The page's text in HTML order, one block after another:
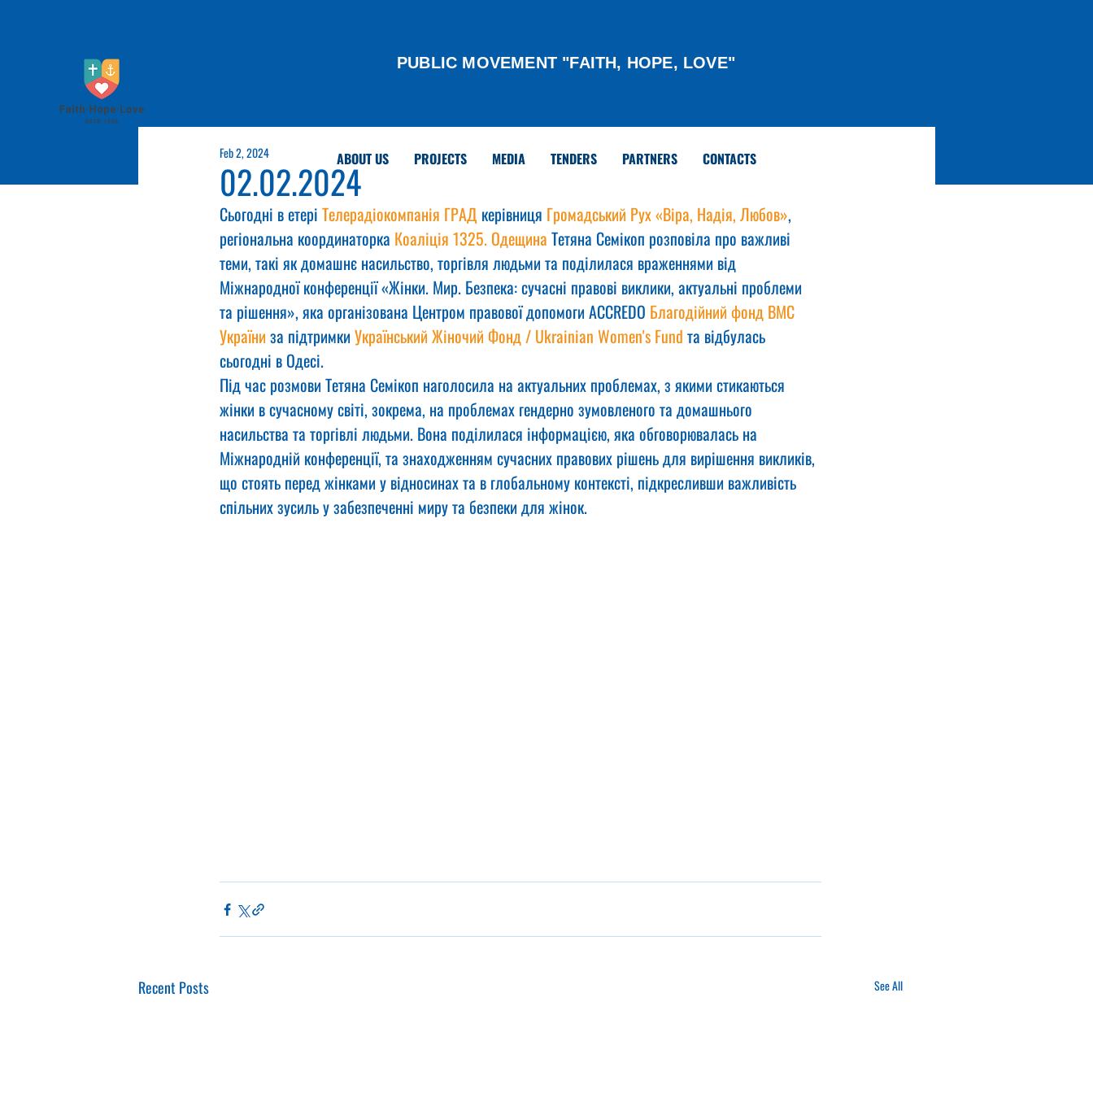
PUBLIC MOVEMENT "FAITH, HOPE, LOVE"
ABOUT US PROJECTS MEDIA TENDERS PARTNERS CONTACTS
02.02.2024
Feb 2, 2024
Сьогодні в етері Телерадіокомпанія ГРАД керівниця Громадський Рух «Віра, Надія, Любов»,
регіональна координаторка Коаліція 1325. Одещина Тетяна Семікоп розповіла про важливі
теми, такі як домашнє насильство, торгівля людьми та поділилася враженнями від
Міжнародної конференції «Жінки. Мир. Безпека: сучасні правові виклики, актуальні проблеми
та рішення», яка організована Центром правової допомоги ACCREDO Благодійний фонд ВМС
України за підтримки Український Жіночий Фонд / Ukrainian Women's Fund та відбулась
сьогодні в Одесі.
Під час розмови Тетяна Семікоп наголосила на актуальних проблемах, з якими стикаються
жінки в сучасному світі, зокрема, на проблемах гендерно зумовленого та домашнього
насильства та торгівлі людьми. Вона поділилася інформацією, яка обговорювалась на
Міжнародній конференції, та знаходженням сучасних правових рішень для вирішення викликів,
що стоять перед жінками у відносинах та в глобальному контексті, підкресливши важливість
спільних зусиль у забезпеченні миру та безпеки для жінок.
Recent Posts See All